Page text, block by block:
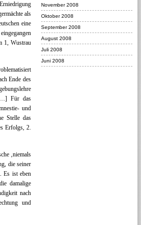
November 2008
Oktober 2008
September 2008
August 2008
Juli 2008
Juni 2008
als
eine
1, Wustrau
Ende des
[…] Für das
und
Stelle das
Erfolgs, 2.
‚niemals
die seiner
Es ist eben
damalige
nach
und